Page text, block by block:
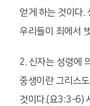
얻게 하는 것이다.
우리들이 죄에서
2. 신자는 성령에
중생이란 그리스
것이다.(요3:3-6)